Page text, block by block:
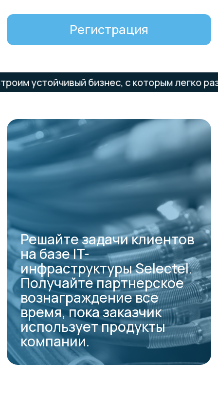
бизнес, с которым легко
Решайте задачи клиентов
инфраструктуры Selectel.
Получайте партнерское
вознаграждение все
компании.
Вторник / 19:00
2 декабря 2025
Екатеринбург
Регистрация
ул. Орджоникидзе
Новосибирск